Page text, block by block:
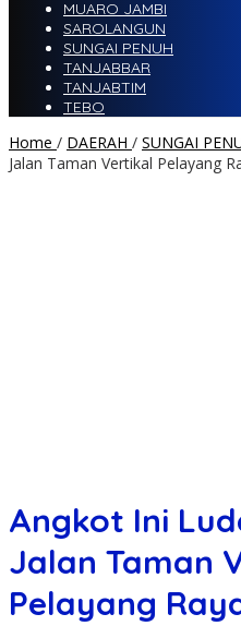
MUARO JAMBI
SAROLANGUN
SUNGAI PENUH
TANJABBAR
TANJABTIM
TEBO
Home / DAERAH / SUNGAI
Jalan Taman Vertikal Pelayang
Angkot Ini
Jalan Taman
Pelayang